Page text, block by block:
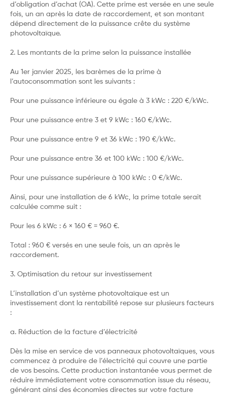
d’obligation d’achat (OA). Cette prime est versée en une seule
fois, un an après la date de raccordement, et son montant
dépend directement de la puissance crête du système
photovoltaïque.
2. Les montants de la prime selon la puissance installée
Au 1er janvier 2025, les barèmes de la prime à
l’autoconsommation sont les suivants :
Pour une puissance inférieure ou égale à 3 kWc : 220 €/kWc.
Pour une puissance entre 3 et 9 kWc : 160 €/kWc.
Pour une puissance entre 9 et 36 kWc : 190 €/kWc.
Pour une puissance entre 36 et 100 kWc : 100 €/kWc.
Pour une puissance supérieure à 100 kWc : 0 €/kWc.
Ainsi, pour une installation de 6 kWc, la prime totale serait
calculée comme suit :
Pour les 6 kWc : 6 × 160 € = 960 €.
Total : 960 € versés en une seule fois, un an après le
raccordement.
3. Optimisation du retour sur investissement
L’installation d’un système photovoltaïque est un
investissement dont la rentabilité repose sur plusieurs facteurs
:
a. Réduction de la facture d’électricité
Dès la mise en service de vos panneaux photovoltaïques, vous
commencez à produire de l’électricité qui couvre une partie
de vos besoins. Cette production instantanée vous permet de
réduire immédiatement votre consommation issue du réseau,
générant ainsi des économies directes sur votre facture